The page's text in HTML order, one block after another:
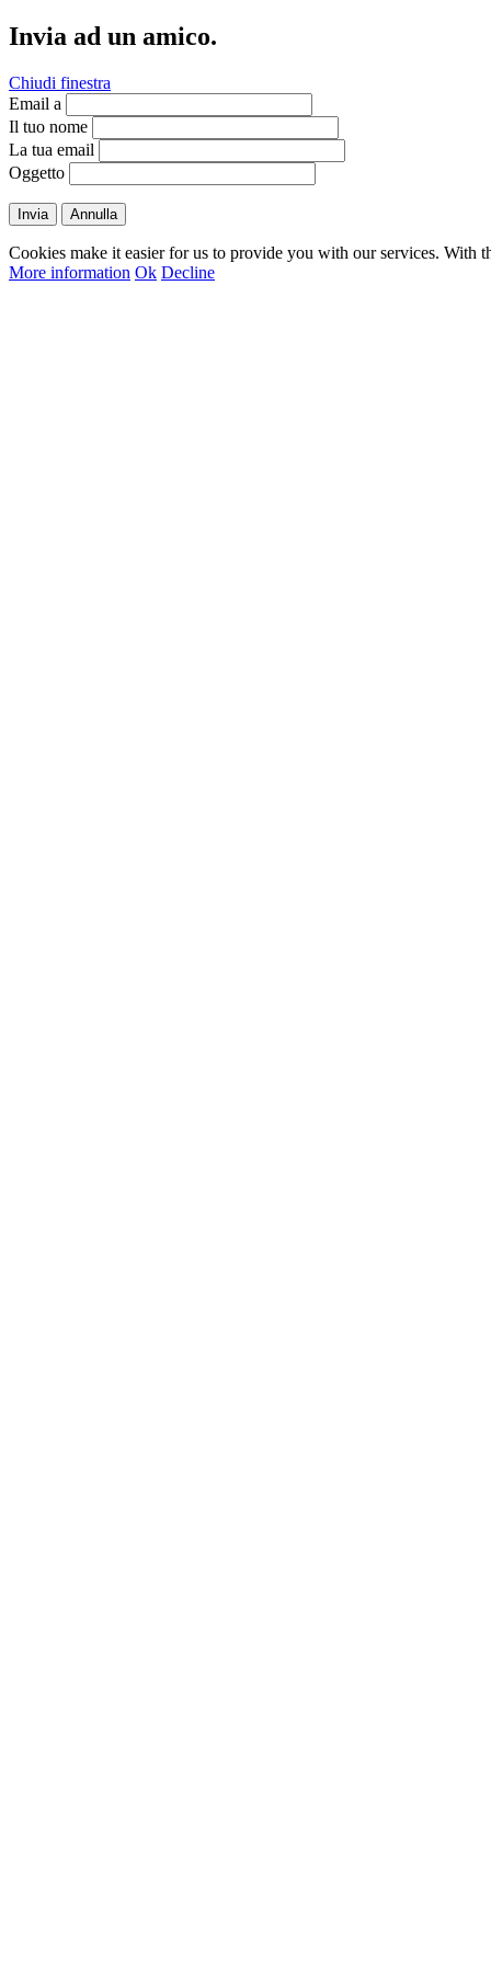
Invia ad un amico.
Chiudi finestra
Email a
Il tuo nome
La tua email
Oggetto
Invia Annulla
Cookies make it easier for us to provide you with our services. With
More information Ok Decline